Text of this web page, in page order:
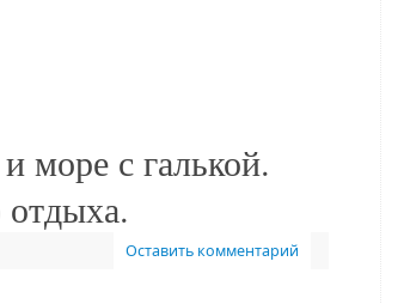
море с галькой.
отдыха.
Оставить комментарий